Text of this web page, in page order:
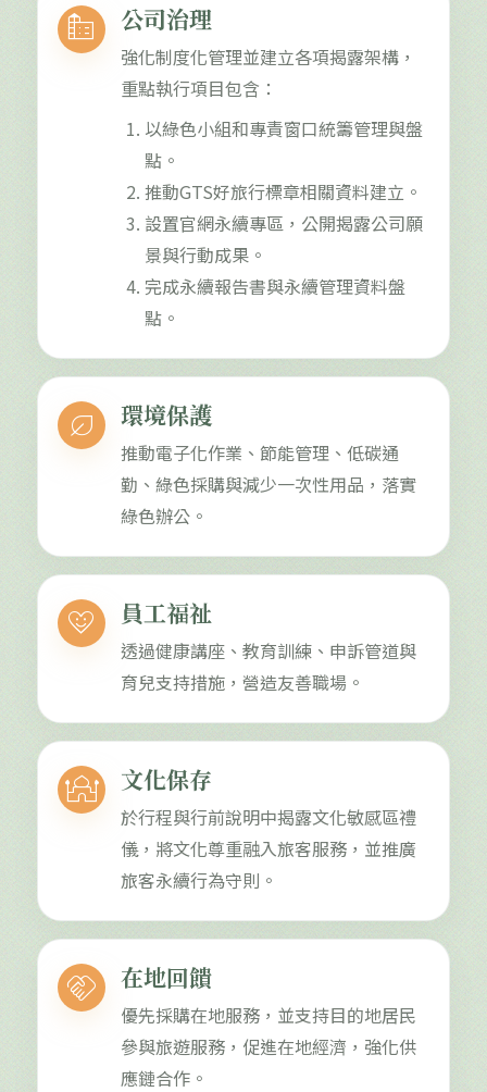
source_environment 公司治理
強化制度化管理並建立各項揭露架構，
重點執行項目包含：
以綠色小組和專責窗口統籌管理與盤
點。
推動GTS好旅行標章相關資料建立。
設置官網永續專區，公開揭露公司願
景與行動成果。
完成永續報告書與永續管理資料盤
點。
nest_eco_leaf 環境保護
推動電子化作業、節能管理、低碳通
勤、綠色採購與減少一次性用品，落實
綠色辦公。
heart_smile 員工福祉
透過健康講座、教育訓練、申訴管道與
育兒支持措施，營造友善職場。
mosque 文化保存
於行程與行前說明中揭露文化敏感區禮
儀，將文化尊重融入旅客服務，並推廣
旅客永續行為守則。
handshake 在地回饋
優先採購在地服務，並支持目的地居民
參與旅遊服務，促進在地經濟，強化供
應鏈合作。